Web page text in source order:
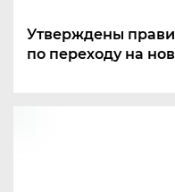
Утверждены
по переходу на